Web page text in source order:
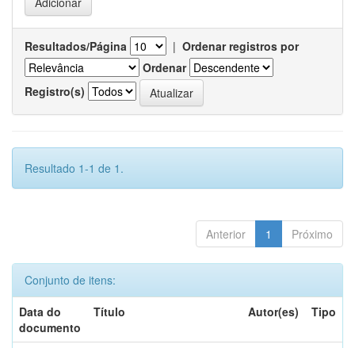
Resultados/Página | Ordenar registros por
Ordenar
Registro(s)
Resultado 1-1 de 1.
Anterior 1 Próximo
Conjunto de itens:
Data do
documento
Título Autor(es) Tipo